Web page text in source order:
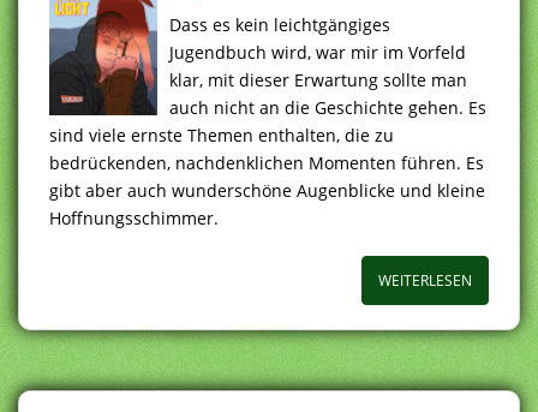
Dass es kein leichtgängiges
Jugendbuch wird, war mir im Vorfeld
klar, mit dieser Erwartung sollte man
auch nicht an die Geschichte gehen. Es
sind viele ernste Themen enthalten, die zu
bedrückenden, nachdenklichen Momenten führen. Es
gibt aber auch wunderschöne Augenblicke und kleine
Hoffnungsschimmer.
WEITERLESEN